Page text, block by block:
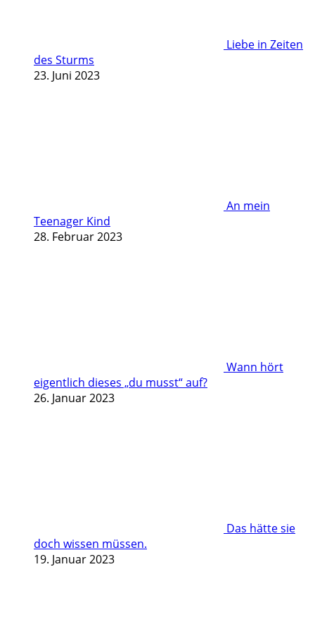
Liebe in Zeiten
des Sturms
23. Juni 2023
An mein
Teenager Kind
28. Februar 2023
Wann hört
eigentlich dieses „du musst“ auf?
26. Januar 2023
Das hätte sie
doch wissen müssen.
19. Januar 2023